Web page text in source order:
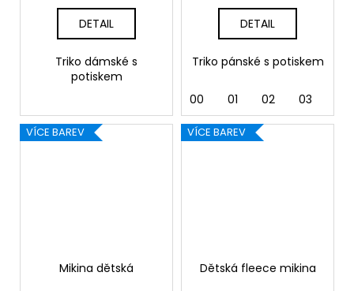
DETAIL
Triko dámské s
potiskem
DETAIL
Triko pánské s potiskem
00 01 02 03
VÍCE BAREV
Mikina dětská
VÍCE BAREV
Dětská fleece mikina